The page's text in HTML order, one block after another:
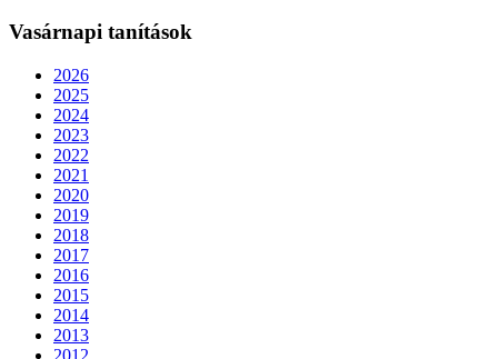
Vasárnapi tanítások
2026
2025
2024
2023
2022
2021
2020
2019
2018
2017
2016
2015
2014
2013
2012